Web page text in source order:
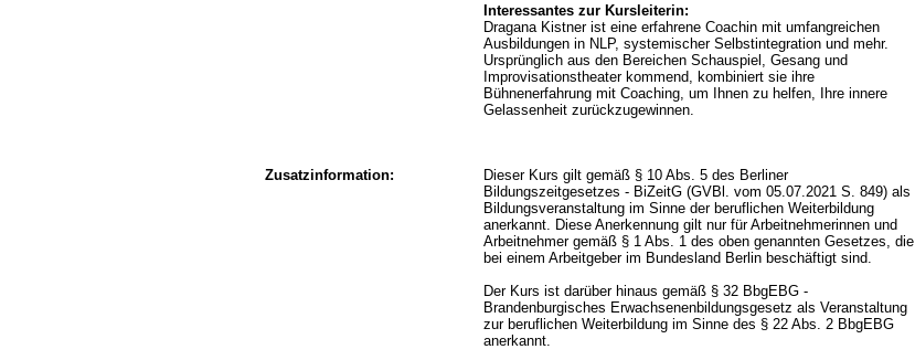
Interessantes zur Kursleiterin:
Dragana Kistner ist eine erfahrene Coachin mit umfangreichen
Ausbildungen in NLP, systemischer Selbstintegration und mehr.
Ursprünglich aus den Bereichen Schauspiel, Gesang und
Improvisationstheater kommend, kombiniert sie ihre
Bühnenerfahrung mit Coaching, um Ihnen zu helfen, Ihre innere
Gelassenheit zurückzugewinnen.
Zusatzinformation:
Dieser Kurs gilt gemäß § 10 Abs. 5 des Berliner
Bildungszeitgesetzes - BiZeitG (GVBl. vom 05.07.2021 S. 849) als
Bildungsveranstaltung im Sinne der beruflichen Weiterbildung
anerkannt. Diese Anerkennung gilt nur für Arbeitnehmerinnen und
Arbeitnehmer gemäß § 1 Abs. 1 des oben genannten Gesetzes, die
bei einem Arbeitgeber im Bundesland Berlin beschäftigt sind.
Der Kurs ist darüber hinaus gemäß § 32 BbgEBG -
Brandenburgisches Erwachsenenbildungsgesetz als Veranstaltung
zur beruflichen Weiterbildung im Sinne des § 22 Abs. 2 BbgEBG
anerkannt.